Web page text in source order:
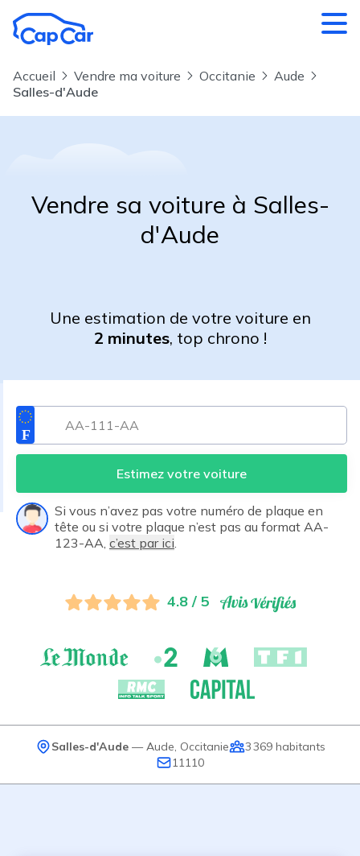
Accueil Vendre ma voiture Occitanie
Aude
Salles-d'Aude
Vendre sa voiture à Salles-
d'Aude
Une estimation de votre voiture en
2 minutes, top chrono !
Estimez votre voiture
Si vous n’avez pas votre numéro de plaque en
tête ou si votre plaque n’est pas au format AA-
123-AA, c’est par ici
4.8 / 5
Salles-d'Aude— Aude Occitanie 3 369habitants
11110